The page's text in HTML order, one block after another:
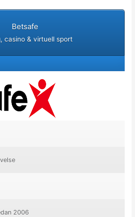
Betsafe
casino & virtuell sport
2006